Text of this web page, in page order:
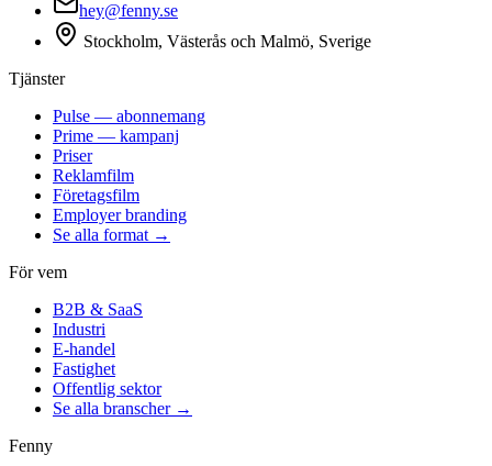
hey@fenny.se
Stockholm, Västerås och Malmö, Sverige
Tjänster
Pulse — abonnemang
Prime — kampanj
Priser
Reklamfilm
Företagsfilm
Employer branding
Se alla format →
För vem
B2B & SaaS
Industri
E-handel
Fastighet
Offentlig sektor
Se alla branscher →
Fenny